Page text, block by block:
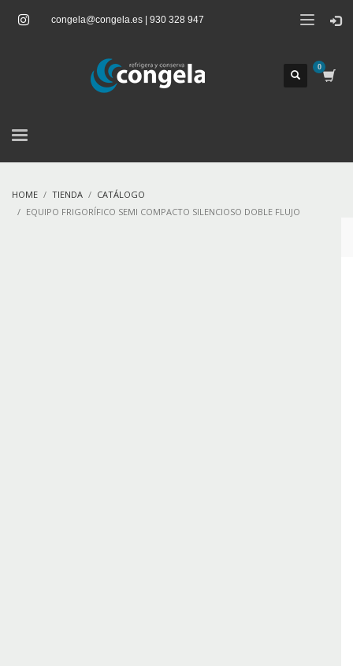
congela@congela.es | 930 328 947
HOME TIENDA
CATÁLOGO
EQUIPO FRIGORÍFICO SEMI COMPACTO SILENCIOSO DOBLE FLUJO